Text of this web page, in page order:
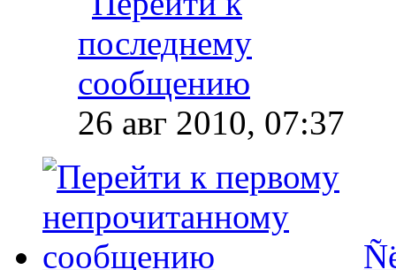
26 авг 2010, 07:37